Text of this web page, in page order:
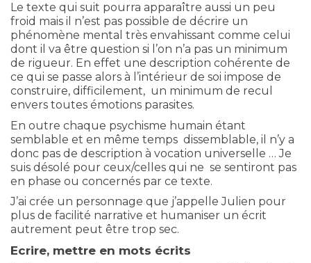
Le texte qui suit pourra apparaître aussi un peu
froid mais il n’est pas possible de décrire un
phénomène mental très envahissant comme celui
dont il va être question si l’on n’a pas un minimum
de rigueur. En effet une description cohérente de
ce qui se passe alors à l’intérieur de soi impose de
construire, difficilement, un minimum de recul
envers toutes émotions parasites.
En outre chaque psychisme humain étant
semblable et en même temps dissemblable, il n’y a
donc pas de description à vocation universelle … Je
suis désolé pour ceux/celles qui ne se sentiront pas
en phase ou concernés par ce texte.
J’ai crée un personnage que j’appelle Julien pour
plus de facilité narrative et humaniser un écrit
autrement peut être trop sec.
Ecrire, mettre en mots écrits